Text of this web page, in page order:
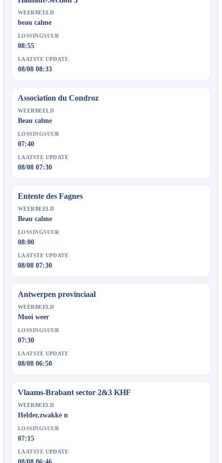
WEERBEELD
beau calme
LOSSINGSUUR
08:55
LAATSTE UPDATE
08/08 08:33
Association du Condroz
WEERBEELD
Beau calme
LOSSINGSUUR
07:40
LAATSTE UPDATE
08/08 07:30
Entente des Fagnes
WEERBEELD
Beau calme
LOSSINGSUUR
08:00
LAATSTE UPDATE
08/08 07:30
Antwerpen provinciaal
WEERBEELD
Mooi weer
LOSSINGSUUR
07:30
LAATSTE UPDATE
08/08 06:50
Vlaams-Brabant sector 2&3 KHF
WEERBEELD
Helder,zwakke n
LOSSINGSUUR
07:15
LAATSTE UPDATE